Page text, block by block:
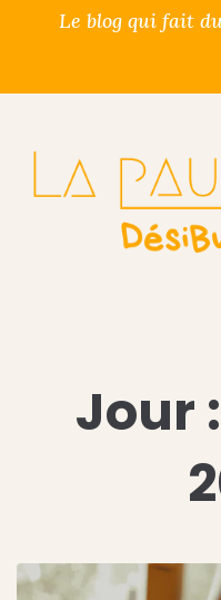
Le blog qui fait
Jour :